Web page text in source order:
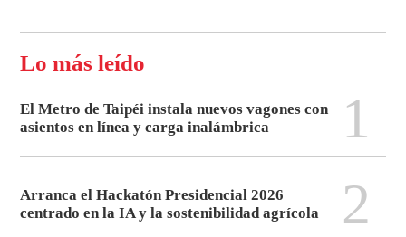
Lo más leído
El Metro de Taipéi instala nuevos vagones con
asientos en línea y carga inalámbrica
1
Arranca el Hackatón Presidencial 2026
centrado en la IA y la sostenibilidad agrícola
2